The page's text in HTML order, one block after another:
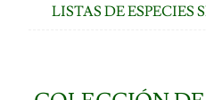
LISTAS DE ESPECIES